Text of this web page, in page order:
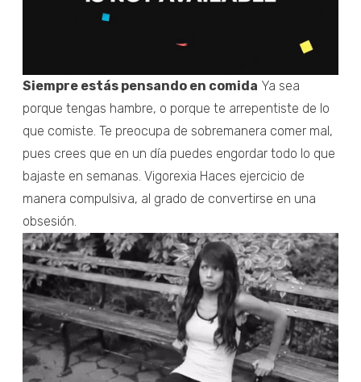
Siempre estás pensando en comida Ya sea
porque tengas hambre, o porque te arrepentiste de lo
que comiste. Te preocupa de sobremanera comer mal,
pues crees que en un día puedes engordar todo lo que
bajaste en semanas. Vigorexia Haces ejercicio de
manera compulsiva, al grado de convertirse en una
obsesión.